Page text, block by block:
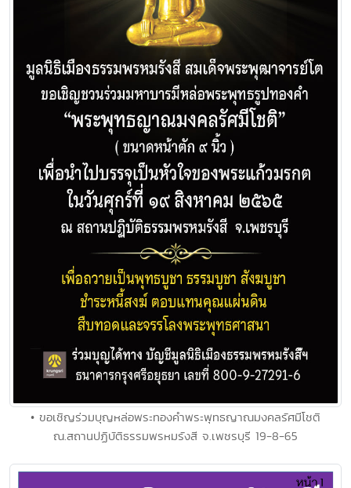
• ขอเชิญร่วมบุญหล่อพระทองคำพระพุทธญาณมงคลรัศมีโชติ
ณ.สถานปฏิบัติธรรมพรหมรังสี จ.เพชรบุรี 19-8-65